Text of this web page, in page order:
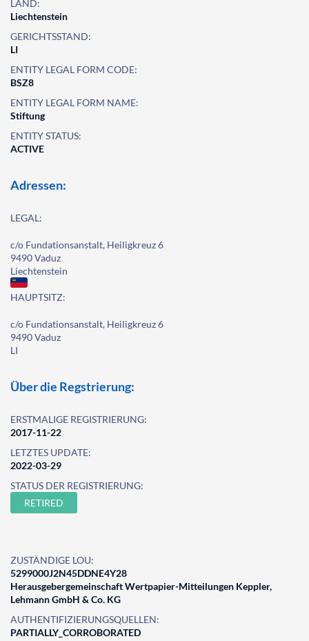
LAND:
Liechtenstein
GERICHTSSTAND:
LI
ENTITY LEGAL FORM CODE:
BSZ8
ENTITY LEGAL FORM NAME:
Stiftung
ENTITY STATUS:
ACTIVE
Adressen:
LEGAL:
c/o Fundationsanstalt, Heiligkreuz 6
9490 Vaduz
Liechtenstein
HAUPTSITZ:
c/o Fundationsanstalt, Heiligkreuz 6
9490 Vaduz
LI
Über die Regstrierung:
ERSTMALIGE REGISTRIERUNG:
2017-11-22
LETZTES UPDATE:
2022-03-29
STATUS DER REGISTRIERUNG:
RETIRED
ZUSTÄNDIGE LOU:
5299000J2N45DDNE4Y28
Herausgebergemeinschaft Wertpapier-Mitteilungen Keppler,
Lehmann GmbH & Co. KG
AUTHENTIFIZIERUNGSQUELLEN:
PARTIALLY_CORROBORATED